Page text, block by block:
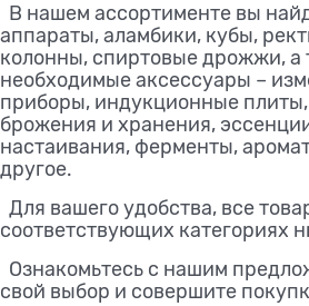
В нашем ассортименте вы
аппараты, аламбики, кубы,
колонны, спиртовые дрожжи, а
необходимые аксессуары –
приборы, индукционные
брожения и хранения,
настаивания, ферменты,
другое.
Для вашего удобства, все
соответствующих категориях
Ознакомьтесь с нашим
свой выбор и совершите